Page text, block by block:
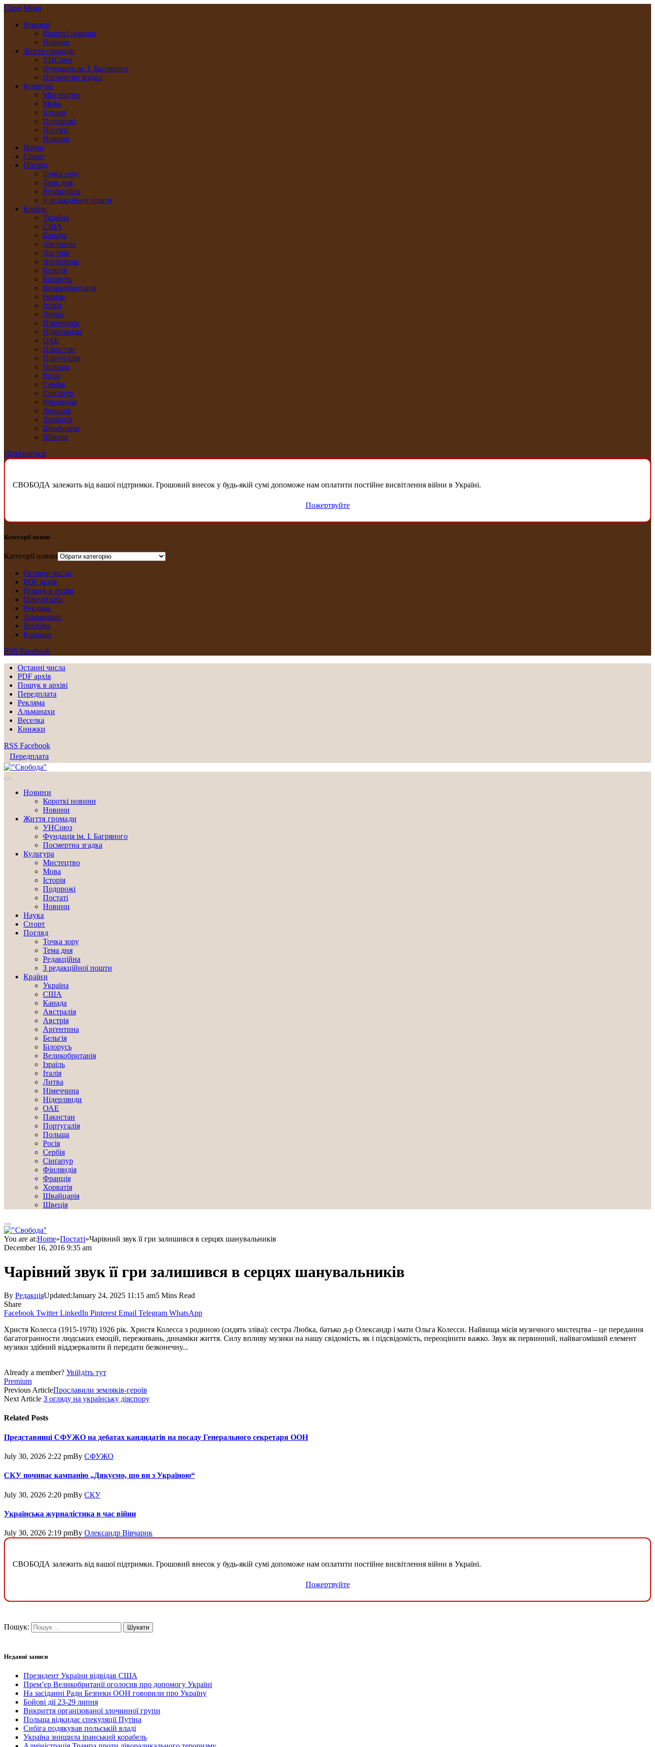
Close Menu
Новини
Короткі новини
Новини
Життя громади
УНСоюз
Фундація ім. І. Багряного
Посмертна згадка
Культура
Мистецтво
Мова
Історія
Подорожі
Постаті
Новини
Наука
Спорт
Погляд
Точка зору
Тема дня
Редакційна
З редакційної пошти
Країни
Україна
США
Канада
Австралія
Австрія
Арґентина
Бельгія
Білорусь
Великобританія
Ізраїль
Італія
Литва
Німеччина
Нідерлянди
ОАЕ
Пакистан
Португалія
Польща
Росія
Сербія
Сінґапур
Фінляндія
Франція
Хорватія
Швайцарія
Швеція
Підпишіться
СВОБОДА залежить від вашої підтримки. Грошовий внесок у будь-якій сумі допоможе нам оплатити постійне висвітлення війни в Україні.
Пожертвуйте
Категорії новин
Категорії новин
Останні числа
PDF архів
Пошук в архіві
Передплата
Рекляма
Альманахи
Веселка
Книжки
RSS Facebook
Останні числа
PDF архів
Пошук в архіві
Передплата
Рекляма
Альманахи
Веселка
Книжки
RSS Facebook
Передплата
Новини
Короткі новини
Новини
Життя громади
УНСоюз
Фундація ім. І. Багряного
Посмертна згадка
Культура
Мистецтво
Мова
Історія
Подорожі
Постаті
Новини
Наука
Спорт
Погляд
Точка зору
Тема дня
Редакційна
З редакційної пошти
Країни
Україна
США
Канада
Австралія
Австрія
Арґентина
Бельгія
Білорусь
Великобританія
Ізраїль
Італія
Литва
Німеччина
Нідерлянди
ОАЕ
Пакистан
Португалія
Польща
Росія
Сербія
Сінґапур
Фінляндія
Франція
Хорватія
Швайцарія
Швеція
You are at:Home»Постаті»Чарівний звук її гри залишився в серцях шанувальникiв
December 16, 2016 9:35 am
Чарівний звук її гри залишився в серцях шанувальникiв
By РедакціяUpdated:January 24, 2025 11:15 am5 Mins Read
Share
Facebook Twitter LinkedIn Pinterest Email Telegram WhatsApp
Христя Колесса (1915-1978) 1926 рік. Христя Колесса з родиною (сидять зліва): сестра Любка, батько д-р Олександр i мати Ольга Колесси. Найвища мiсiя музичного мистецтва – це передання
багатогранности людських емоцiй, переживань, динамiки життя. Силу впливу музики на нашу свідомiсть, як i пiдсвідомiсть, переоцінити важко. Звук як первинний, найвагомiший елемент
музики здiбний віддзеркалити й передати безконечну...
Already a member? Увійдіть тут
Premium
Previous ArticleПрославили земляків-героїв
Next Article З огляду на українську діяспору
Related Posts
Представниці СФУЖО на дебатах кандидатів на посаду Генерального секретаря ООН
July 30, 2026 2:22 pmBy СФУЖО
СКУ починає кампанію „Дякуємо, що ви з Україною“
July 30, 2026 2:20 pmBy СКУ
Українська журналістика в час війни
July 30, 2026 2:19 pmBy Олександр Вівчарик
СВОБОДА залежить від вашої підтримки. Грошовий внесок у будь-якій сумі допоможе нам оплатити постійне висвітлення війни в Україні.
Пожертвуйте
Пошук:
Недавні записи
Президент України відвідав США
Прем’єр Великобританії оголосив про допомогу Україні
На засіданні Ради Безпеки ООН говорили про Україну
Бойові дії 23-29 липня
Викриття організованої злочинної групи
Польща відкидає спекуляції Путіна
Сибіга подякував польській владі
Україна знищила іранський корабель